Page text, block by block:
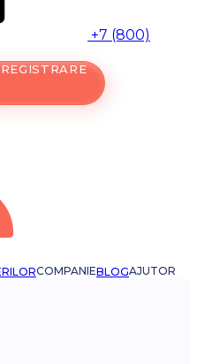
+7 (800)
COMPANIEBLOGAJUTOR